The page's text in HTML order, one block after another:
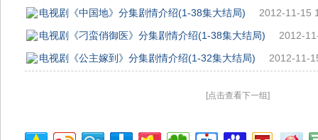
电视剧《中国地》分集剧情介绍(1-38集大结局)
2012-11-15
电视剧《刁蛮俏御医》分集剧情介绍(1-38集大结局)
2012-
电视剧《公主嫁到》分集剧情介绍(1-32集大结局)
2012-11-
[点击查看下一组]